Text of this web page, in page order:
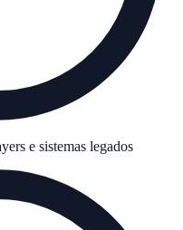
e sistemas legados